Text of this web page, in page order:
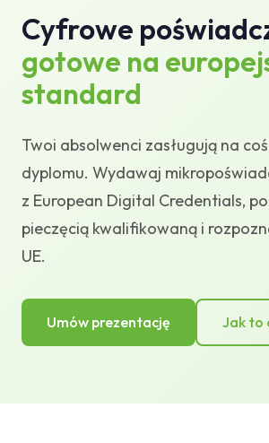
Wsparcie
Cyfrowe
gotowe na
standard
Twoi absolwenci zasługują na
dyplomu. Wydawaj
z European Digital Credentials,
pieczęcią kwalifikowaną i
UE.
Umów prezentację Jak to